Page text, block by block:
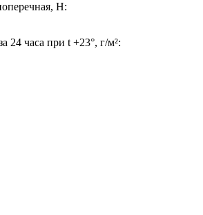
Н:
24 часа при t +23°, г/м²: